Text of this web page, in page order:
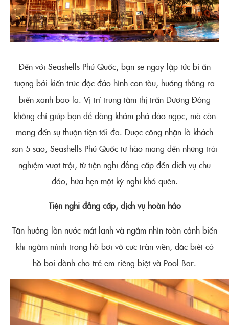
Đến với Seashells Phú Quốc, bạn sẽ ngay lập tức bị ấn
tượng bởi kiến trúc độc đáo hình con tàu, hướng thẳng ra
biển xanh bao la. Vị trí trung tâm thị trấn Dương Đông
không chỉ giúp bạn dễ dàng khám phá đảo ngọc, mà còn
mang đến sự thuận tiện tối đa. Được công nhận là khách
sạn 5 sao, Seashells Phú Quốc tự hào mang đến những trải
nghiệm vượt trội, từ tiện nghi đẳng cấp đến dịch vụ chu
đáo, hứa hẹn một kỳ nghỉ khó quên.
Tiện nghi đẳng cấp, dịch vụ hoàn hảo
Tận hưởng làn nước mát lạnh và ngắm nhìn toàn cảnh biển
khi ngâm mình trong hồ bơi vô cực tràn viền, đặc biệt có
hồ bơi dành cho trẻ em riêng biệt và Pool Bar.